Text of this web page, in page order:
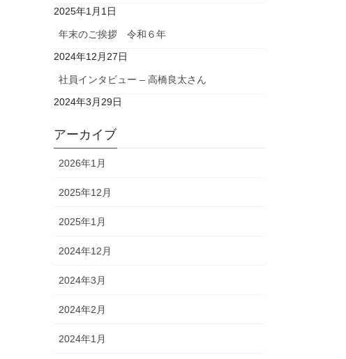
2025年1月1日
年末のご挨拶 令和６年
2024年12月27日
社員インタビュー – 高橋良太さん
2024年3月29日
アーカイブ
2026年1月
2025年12月
2025年1月
2024年12月
2024年3月
2024年2月
2024年1月